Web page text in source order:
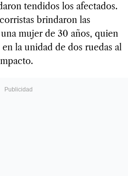
tendidos los afectados.
brindaron las
mujer de 30 años, quien
la unidad de dos ruedas al